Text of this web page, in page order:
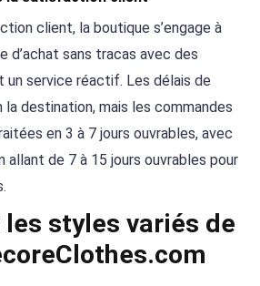
client, la boutique s’engage à
d’achat sans tracas avec des
service réactif. Les délais de
la destination, mais les commandes
en 3 à 7 jours ouvrables, avec
allant de 7 à 15 jours ouvrables pour
les styles variés de